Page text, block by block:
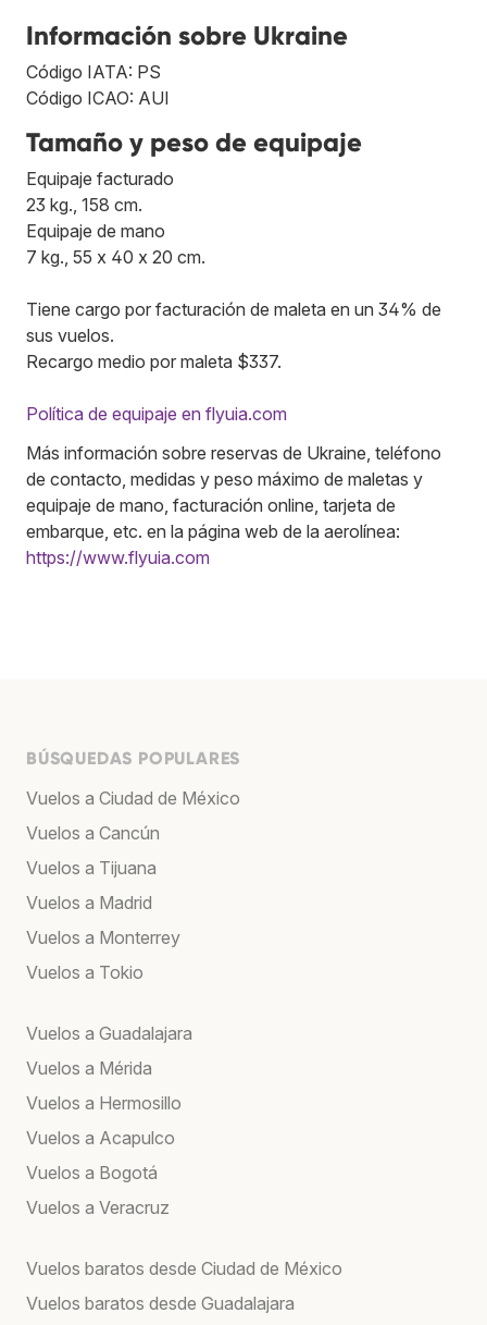
Información sobre Ukraine
Código IATA: PS
Código ICAO: AUI
Tamaño y peso de equipaje
Equipaje facturado
23 kg., 158 cm.
Equipaje de mano
7 kg., 55 x 40 x 20 cm.
Tiene cargo por facturación de maleta en un 34% de
sus vuelos.
Recargo medio por maleta $337.
Política de equipaje en flyuia.com
Más información sobre reservas de Ukraine, teléfono
de contacto, medidas y peso máximo de maletas y
equipaje de mano, facturación online, tarjeta de
embarque, etc. en la página web de la aerolínea:
https://www.flyuia.com
BÚSQUEDAS POPULARES
Vuelos a Ciudad de México
Vuelos a Cancún
Vuelos a Tijuana
Vuelos a Madrid
Vuelos a Monterrey
Vuelos a Tokio
Vuelos a Guadalajara
Vuelos a Mérida
Vuelos a Hermosillo
Vuelos a Acapulco
Vuelos a Bogotá
Vuelos a Veracruz
Vuelos baratos desde Ciudad de México
Vuelos baratos desde Guadalajara